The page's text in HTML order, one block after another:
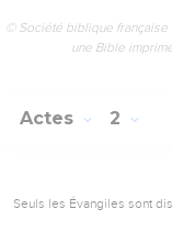
© Société biblique française
une Bible
Actes 2
Seuls les Évangiles sont